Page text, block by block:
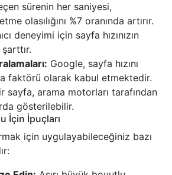
sürenin her saniyesi,
olasılığını %7 oranında artırır.
deneyimi için sayfa hızınızın
Google, sayfa hızını
faktörü olarak kabul etmektedir.
sayfa, arama motorları tarafından
gösterilebilir.
İçin İpuçları
için uygulayabileceğiniz bazı